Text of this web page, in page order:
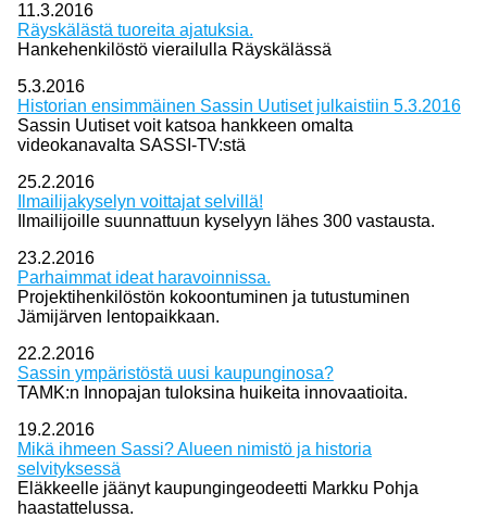
11.3.2016
Räyskälästä tuoreita ajatuksia.
Hankehenkilöstö vierailulla Räyskälässä
5.3.2016
Historian ensimmäinen Sassin Uutiset julkaistiin 5.3.2016
Sassin Uutiset voit katsoa hankkeen omalta
videokanavalta SASSI-TV:stä
25.2.2016
Ilmailijakyselyn voittajat selvillä!
Ilmailijoille suunnattuun kyselyyn lähes 300 vastausta.
23.2.2016
Parhaimmat ideat haravoinnissa.
Projektihenkilöstön kokoontuminen ja tutustuminen
Jämijärven lentopaikkaan.
22.2.2016
Sassin ympäristöstä uusi kaupunginosa?
TAMK:n Innopajan tuloksina huikeita innovaatioita.
19.2.2016
Mikä ihmeen Sassi? Alueen nimistö ja historia
selvityksessä
Eläkkeelle jäänyt kaupungingeodeetti Markku Pohja
haastattelussa.